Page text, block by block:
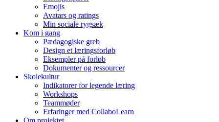
Emojis
Avatars og ratings
Min sociale rygsæk
Kom i gang
Pædagogiske greb
Design et læringsforløb
Eksempler på forløb
Dokumenter og ressourcer
Skolekultur
Indikatorer for legende læring
Workshops
Teammøder
Erfaringer med CollaboLearn
Om projektet